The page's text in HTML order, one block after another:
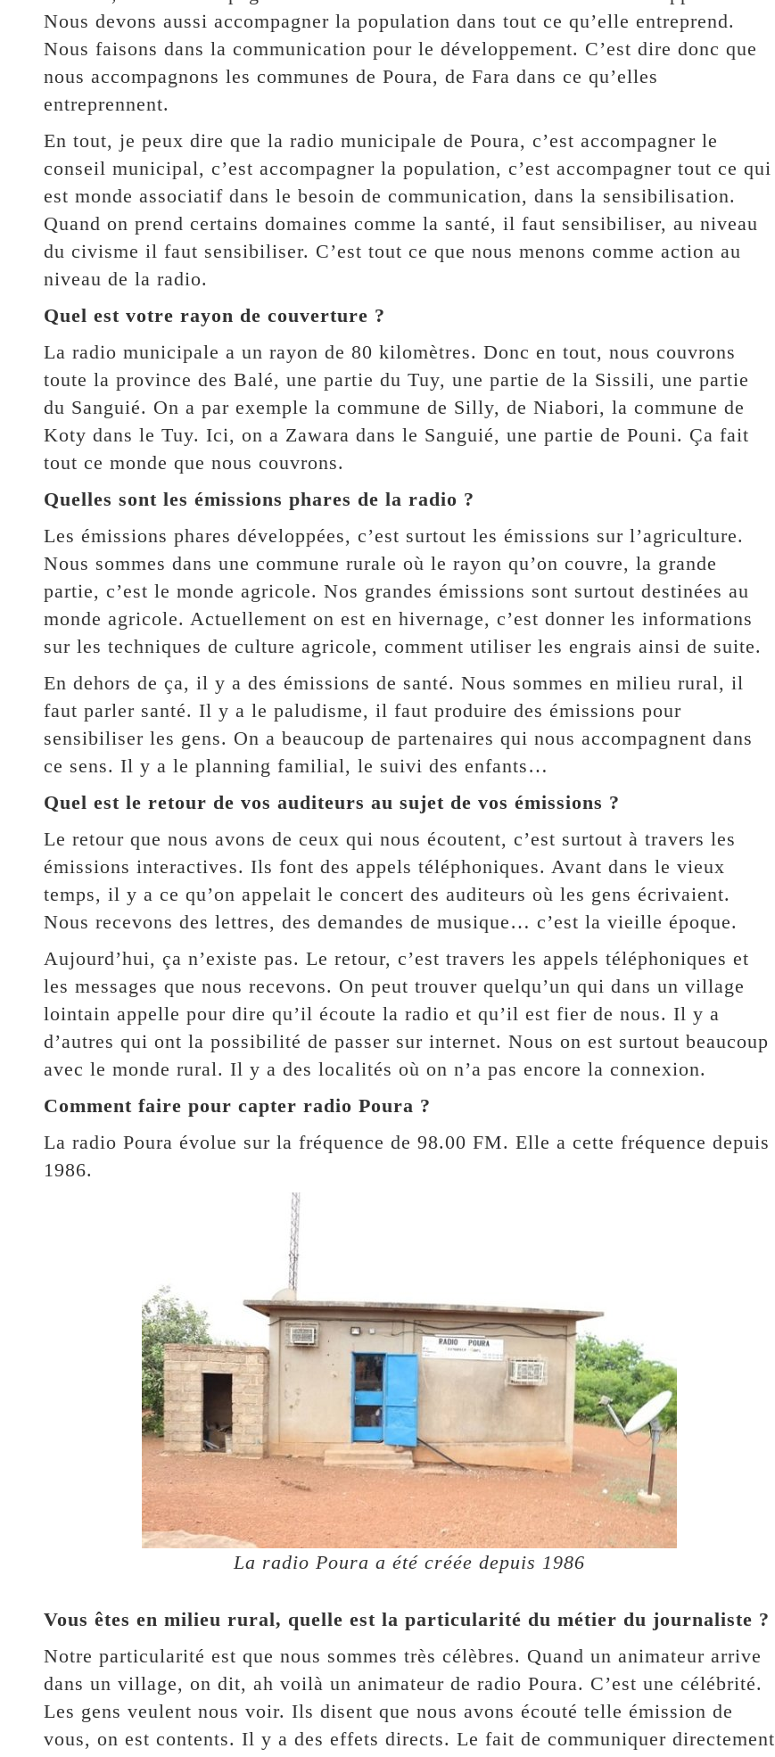
Nous devons aussi accompagner la population dans tout ce qu’elle entreprend.
Nous faisons dans la communication pour le développement. C’est dire donc que
nous accompagnons les communes de Poura, de Fara dans ce qu’elles
entreprennent.
En tout, je peux dire que la radio municipale de Poura, c’est accompagner le
conseil municipal, c’est accompagner la population, c’est accompagner tout ce qui
est monde associatif dans le besoin de communication, dans la sensibilisation.
Quand on prend certains domaines comme la santé, il faut sensibiliser, au niveau
du civisme il faut sensibiliser. C’est tout ce que nous menons comme action au
niveau de la radio.
Quel est votre rayon de couverture ?
La radio municipale a un rayon de 80 kilomètres. Donc en tout, nous couvrons
toute la province des Balé, une partie du Tuy, une partie de la Sissili, une partie
du Sanguié. On a par exemple la commune de Silly, de Niabori, la commune de
Koty dans le Tuy. Ici, on a Zawara dans le Sanguié, une partie de Pouni. Ça fait
tout ce monde que nous couvrons.
Quelles sont les émissions phares de la radio ?
Les émissions phares développées, c’est surtout les émissions sur l’agriculture.
Nous sommes dans une commune rurale où le rayon qu’on couvre, la grande
partie, c’est le monde agricole. Nos grandes émissions sont surtout destinées au
monde agricole. Actuellement on est en hivernage, c’est donner les informations
sur les techniques de culture agricole, comment utiliser les engrais ainsi de suite.
En dehors de ça, il y a des émissions de santé. Nous sommes en milieu rural, il
faut parler santé. Il y a le paludisme, il faut produire des émissions pour
sensibiliser les gens. On a beaucoup de partenaires qui nous accompagnent dans
ce sens. Il y a le planning familial, le suivi des enfants…
Quel est le retour de vos auditeurs au sujet de vos émissions ?
Le retour que nous avons de ceux qui nous écoutent, c’est surtout à travers les
émissions interactives. Ils font des appels téléphoniques. Avant dans le vieux
temps, il y a ce qu’on appelait le concert des auditeurs où les gens écrivaient.
Nous recevons des lettres, des demandes de musique… c’est la vieille époque.
Aujourd’hui, ça n’existe pas. Le retour, c’est travers les appels téléphoniques et
les messages que nous recevons. On peut trouver quelqu’un qui dans un village
lointain appelle pour dire qu’il écoute la radio et qu’il est fier de nous. Il y a
d’autres qui ont la possibilité de passer sur internet. Nous on est surtout beaucoup
avec le monde rural. Il y a des localités où on n’a pas encore la connexion.
Comment faire pour capter radio Poura ?
La radio Poura évolue sur la fréquence de 98.00 FM. Elle a cette fréquence depuis
1986.
La radio Poura a été créée depuis 1986
Vous êtes en milieu rural, quelle est la particularité du métier du journaliste ?
Notre particularité est que nous sommes très célèbres. Quand un animateur arrive
dans un village, on dit, ah voilà un animateur de radio Poura. C’est une célébrité.
Les gens veulent nous voir. Ils disent que nous avons écouté telle émission de
vous, on est contents. Il y a des effets directs. Le fait de communiquer directement